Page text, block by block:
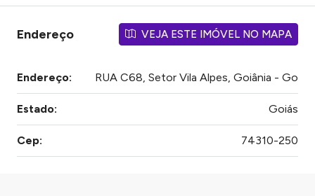
Endereço VEJA ESTE IMÓVEL NO MAPA
Endereço: RUA C68, Setor Vila Alpes, Goiânia - Go
Estado: Goiás
Cep: 74310-250